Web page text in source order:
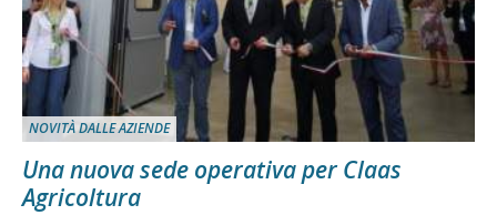
NOVITÀ DALLE AZIENDE
Una nuova sede operativa per Claas
Agricoltura